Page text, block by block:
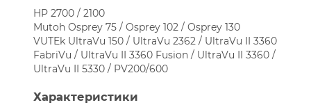
HP 2700 / 2100
Mutoh Osprey 75 / Osprey 102 / Osprey 130
VUTEk UltraVu 150 / UltraVu 2362 / UltraVu II 3360
FabriVu / UltraVu II 3360 Fusion / UltraVu II 3360 /
UltraVu II 5330 / PV200/600
Характеристики